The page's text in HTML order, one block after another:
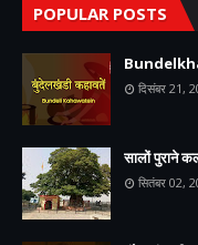
POPULAR POSTS
दिसंबर 21,
सालों पुराने
सितंबर 02,